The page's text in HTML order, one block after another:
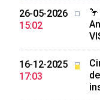
26-05-2026
15:02
16-12-2025
17:03